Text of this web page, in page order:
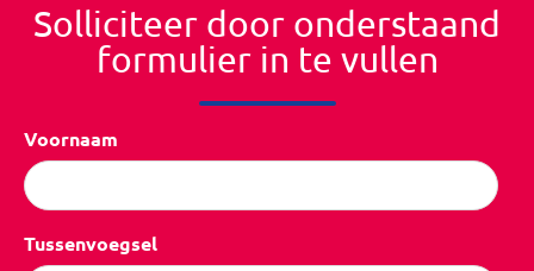
Solliciteer door onderstaand
formulier in te vullen
Voornaam
Tussenvoegsel